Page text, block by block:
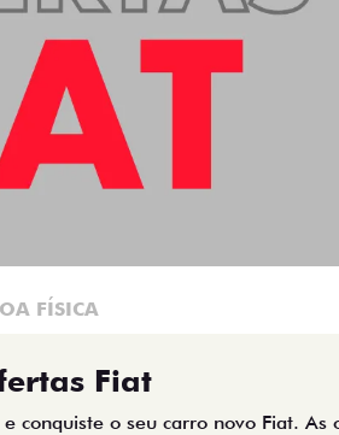
FÍSICA
Fiat
conquiste o seu carro novo Fiat. As